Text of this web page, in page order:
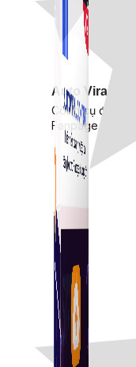
Auto Viral
Công cụ đặt
Fanpage.